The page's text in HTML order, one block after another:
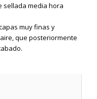
sellada media hora
muy finas y
que posteriormente